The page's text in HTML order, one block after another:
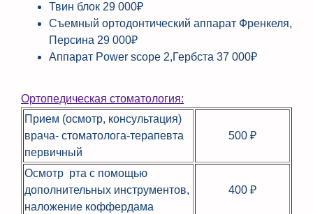
Твин блок 29 000₽
Съемный ортодонтический аппарат Френкеля,
Персина 29 000₽
Аппарат Power scope 2,Гербста 37 000₽
Ортопедическая стоматология:
Прием (осмотр, консультация)
врача- стоматолога-терапевта
первичный
500 ₽
Осмотр рта с помощью
дополнительных инструментов,
наложение коффердама
400 ₽